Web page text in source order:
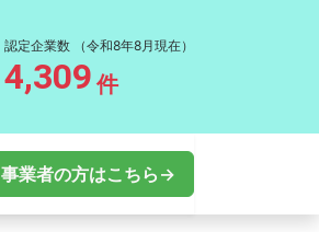
認定企業数 （令和8年8月現在）
4,309 件
事業者の方はこちら→